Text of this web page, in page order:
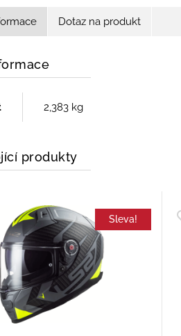
Dotaz na produkt
2,383 kg
produkty
Sleva!